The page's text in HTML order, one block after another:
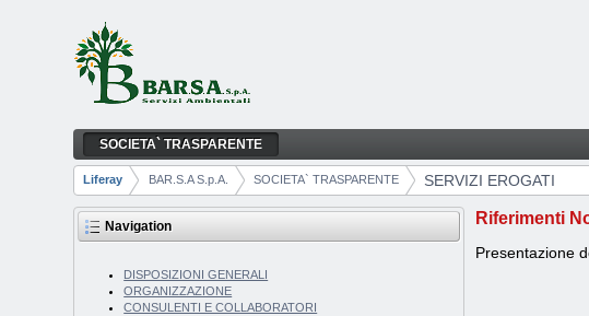
SERVIZI EROGATI
Navigation
SOCIETA` TRASPARENTE
Breadcrumbs
Liferay BAR.S.A S.p.A. SOCIETA` TRASPARENTE SERVIZI EROGATI
Navigation
DISPOSIZIONI GENERALI
ORGANIZZAZIONE
CONSULENTI E COLLABORATORI
Riferimenti
Presentazione